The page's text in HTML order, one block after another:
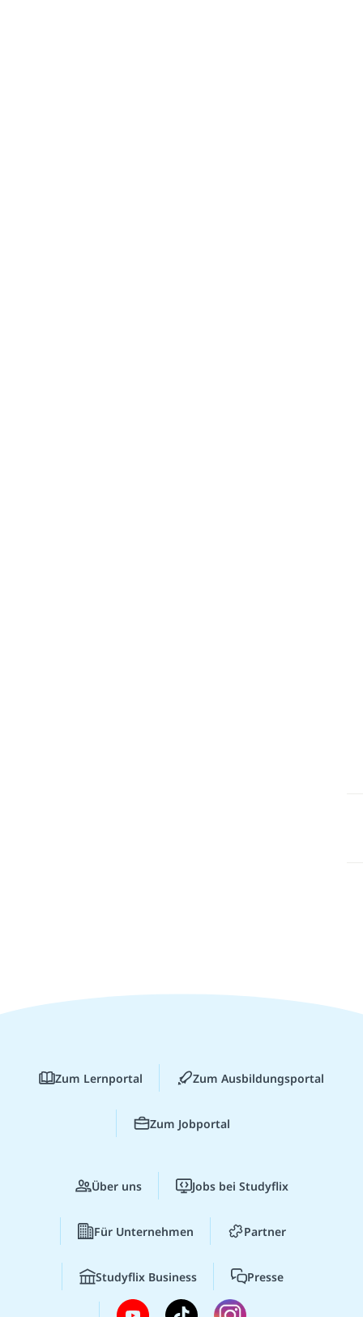
Zum Lernportal Zum Ausbildungsportal
Zum Jobportal
Über uns Jobs bei Studyflix
Für Unternehmen Partner
Studyflix Business Presse